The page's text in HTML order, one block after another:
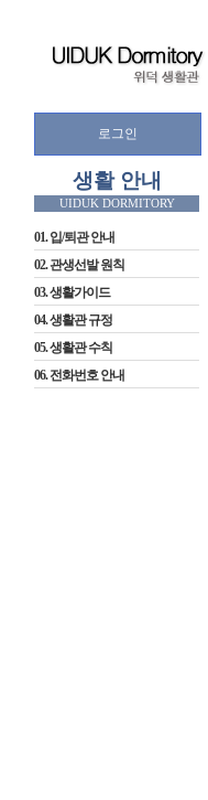
로그인
생활 안내
01. 입/퇴관 안내
02. 관생선발 원칙
03. 생활가이드
04. 생활관 규정
05. 생활관 수칙
06. 전화번호 안내